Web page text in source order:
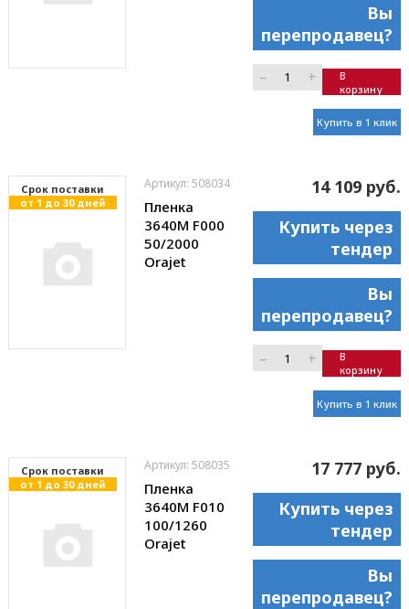
Вы
перепродавец?
– +
В
корзину
Купить в 1 клик
Cрок поставки
от 1 до 30 дней
Артикул: 508034
Пленка
3640M F000
50/2000
Orajet
14 109 руб.
Купить через
тендер
Вы
перепродавец?
– +
В
корзину
Купить в 1 клик
Cрок поставки
от 1 до 30 дней
Артикул: 508035
Пленка
3640M F010
100/1260
Orajet
17 777 руб.
Купить через
тендер
Вы
перепродавец?